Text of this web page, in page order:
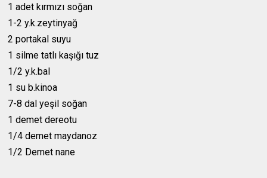
1 adet kırmızı soğan
1-2 y.k.zeytinyağ
2 portakal suyu
1 silme tatlı kaşığı tuz
1/2 y.k.bal
1 su b.kinoa
7-8 dal yeşil soğan
1 demet dereotu
1/4 demet maydanoz
1/2 Demet nane